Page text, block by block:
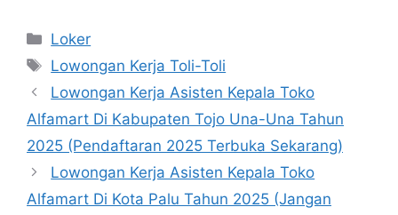
Kategori
Loker
Tag
Lowongan Kerja Toli-Toli
Lowongan Kerja Asisten Kepala Toko
Alfamart Di Kabupaten Tojo Una-Una Tahun
2025 (Pendaftaran 2025 Terbuka Sekarang)
Lowongan Kerja Asisten Kepala Toko
Alfamart Di Kota Palu Tahun 2025 (Jangan